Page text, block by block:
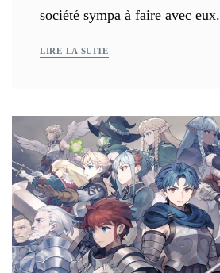
société sympa à faire avec eux.
LIRE LA SUITE